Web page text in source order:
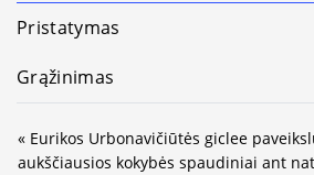
Pristatymas
Grąžinimas
« Eurikos Urbonavičiūtės giclee
aukščiausios kokybės spaudiniai ant